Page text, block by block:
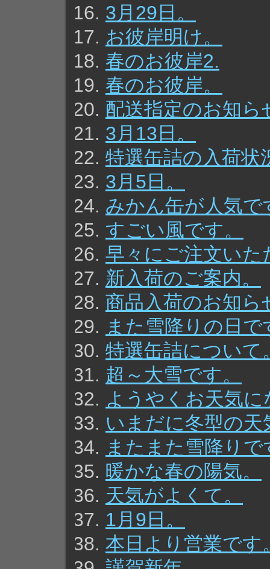
3月29日。
お彼岸明け。
春のお彼岸2.
春のお彼岸。
配送指定のお知ら
3月13日。
特選缶詰の入荷状
3月5日。
みかん缶が人気で
すごい風です。
早々にご注文いた
新入荷のご案内。
商品入荷のお知ら
また雪降りの日で
特選缶詰について
超～大雪です。
ようやくお天気
いまだに冬型の天
またまた雪降りで
暖かな春の陽気。
天気がよくて。
1月9日。
本日より営業です